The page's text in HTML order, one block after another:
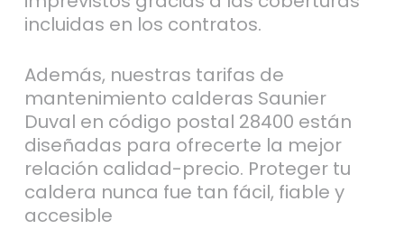
incluidas en los contratos.
Además, nuestras tarifas de
mantenimiento calderas Saunier
Duval en código postal 28400 están
diseñadas para ofrecerte la mejor
relación calidad-precio. Proteger tu
caldera nunca fue tan fácil, fiable y
accesible